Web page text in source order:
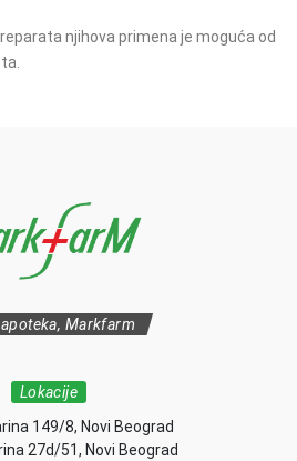
njihova primena je moguća od
apoteka, Markfarm
Lokacije
149/8, Novi Beograd
27d/51, Novi Beograd